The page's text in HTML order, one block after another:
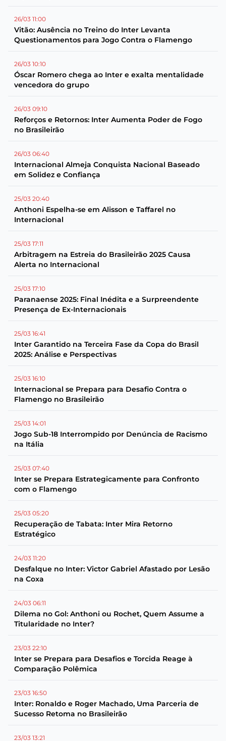
26/03 11:00
Vitão: Ausência no Treino do Inter Levanta
Questionamentos para Jogo Contra o Flamengo
26/03 10:10
Óscar Romero chega ao Inter e exalta mentalidade
vencedora do grupo
26/03 09:10
Reforços e Retornos: Inter Aumenta Poder de Fogo
no Brasileirão
26/03 06:40
Internacional Almeja Conquista Nacional Baseado
em Solidez e Confiança
25/03 20:40
Anthoni Espelha-se em Alisson e Taffarel no
Internacional
25/03 17:11
Arbitragem na Estreia do Brasileirão 2025 Causa
Alerta no Internacional
25/03 17:10
Paranaense 2025: Final Inédita e a Surpreendente
Presença de Ex-Internacionais
25/03 16:41
Inter Garantido na Terceira Fase da Copa do Brasil
2025: Análise e Perspectivas
25/03 16:10
Internacional se Prepara para Desafio Contra o
Flamengo no Brasileirão
25/03 14:01
Jogo Sub-18 Interrompido por Denúncia de Racismo
na Itália
25/03 07:40
Inter se Prepara Estrategicamente para Confronto
com o Flamengo
25/03 05:20
Recuperação de Tabata: Inter Mira Retorno
Estratégico
24/03 11:20
Desfalque no Inter: Victor Gabriel Afastado por Lesão
na Coxa
24/03 06:11
Dilema no Gol: Anthoni ou Rochet, Quem Assume a
Titularidade no Inter?
23/03 22:10
Inter se Prepara para Desafios e Torcida Reage à
Comparação Polêmica
23/03 16:50
Inter: Ronaldo e Roger Machado, Uma Parceria de
Sucesso Retoma no Brasileirão
23/03 13:21